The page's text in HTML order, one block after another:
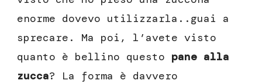
enorme dovevo utilizzarla..guai a
sprecare. Ma poi, l’avete visto
quanto è bellino questo pane alla
zucca? La forma è davvero